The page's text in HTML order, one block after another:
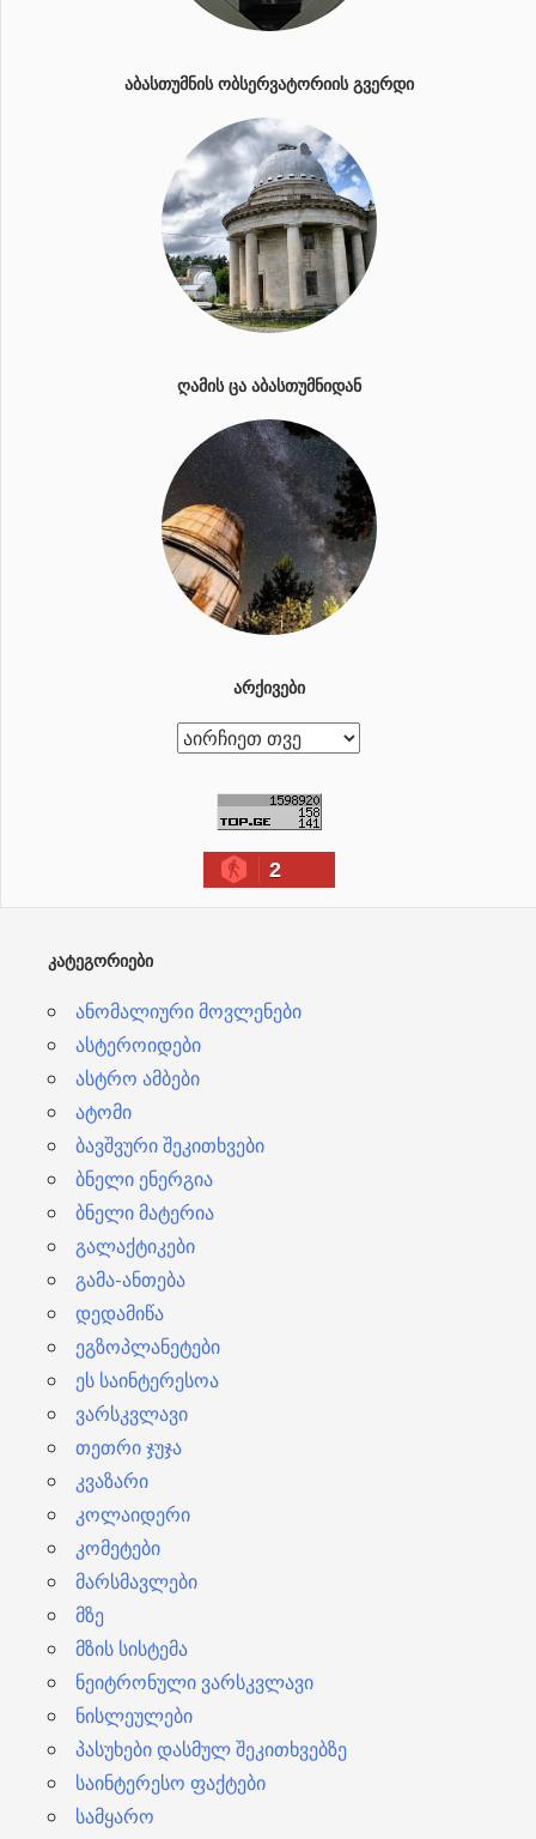
ᲐᲑᲐᲡᲗᲣᲛᲜᲘᲡ ᲝᲑᲡᲔᲠᲕᲐᲢᲝᲠᲘᲘᲡ ᲒᲕᲔᲠᲓᲘ
ᲦᲐᲛᲘᲡ ᲪᲐ ᲐᲑᲐᲡᲗᲣᲛᲜᲘᲓᲐᲜ
ᲐᲠᲥᲘᲕᲔᲑᲘ
ა
2
ᲙᲐᲢᲔᲒᲝᲠᲘᲔᲑᲘ
ანომალიური მოვლენები
ასტეროიდები
ასტრო ამბები
ატომი
ბავშვური შეკითხვები
ბნელი ენერგია
ბნელი მატერია
გალაქტიკები
გამა-ანთება
დედამიწა
ეგზოპლანეტები
ეს საინტერესოა
ვარსკვლავი
თეთრი ჯუჯა
კვაზარი
კოლაიდერი
კომეტები
მარსმავლები
მზე
მზის სისტემა
ნეიტრონული ვარსკვლავი
ნისლეულები
პასუხები დასმულ შეკითხვებზე
საინტერესო ფაქტები
სამყარო